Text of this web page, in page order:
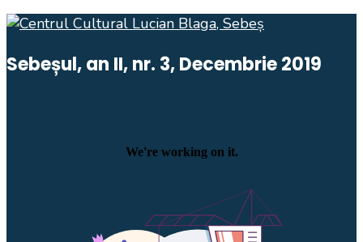
Sebeșul, an II, nr. 3, Decembrie 2019